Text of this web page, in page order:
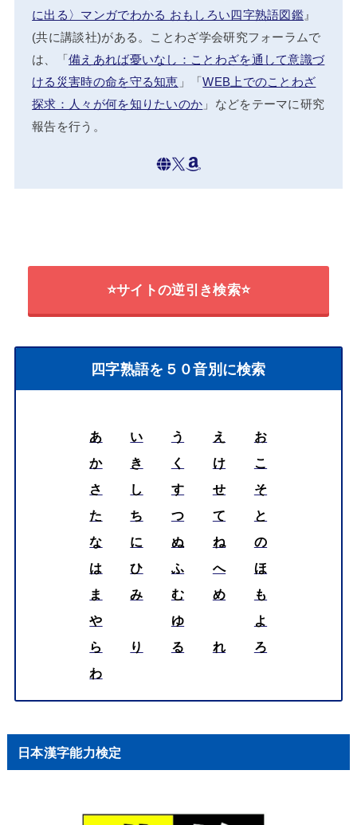
に出る〉マンガでわかる おもしろい四字熟語図鑑 』
(共に講談社)がある。ことわざ学会研究フォーラムで
は、「備えあれば憂いなし：ことわざを通して意識づ
ける災害時の命を守る知恵 」「WEB上でのことわざ
探求：人々が何を知りたいのか 」などをテーマに研究
報告を行う。
⭐サイトの逆引き検索⭐
四字熟語を５０音別に検索
あ い う え
お
か
き く け
こ
さ
し す せ
そ
た
ち つ て
と
な
に ぬ ね
の
は
ひ ふ へ
ほ
ま
み む め
も
や
ゆ
よ
ら
り る れ
ろ
わ
日本漢字能力検定